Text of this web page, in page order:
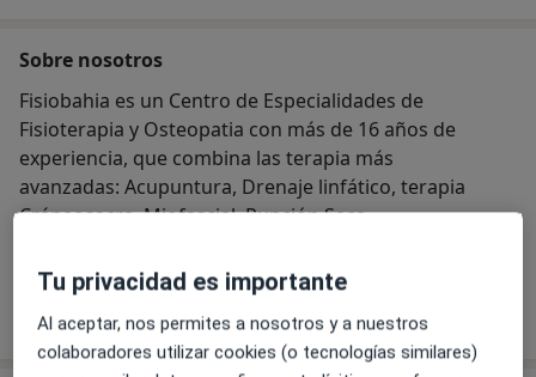
Sobre nosotros
Fisiobahia es un Centro de Especialidades de
Fisioterapia y Osteopatia con más de 16 años de
experiencia, que combina las terapia más
avanzadas: Acupuntura, Drenaje linfático, terapia
Cráneosacra, Miofascial, Punción Seca,
Tu privacidad es importante
Al aceptar, nos permites a nosotros y a nuestros
colaboradores utilizar cookies (o tecnologías similares)